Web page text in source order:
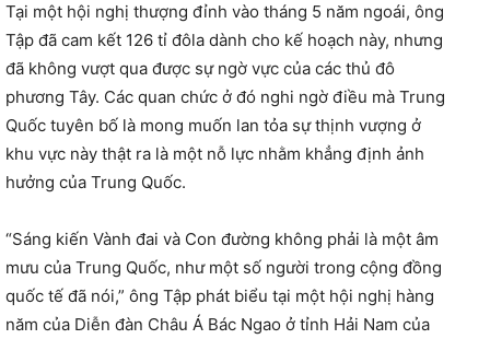
Tại một hội nghị thượng đỉnh vào tháng 5 năm ngoái, ông
Tập đã cam kết 126 tỉ đôla dành cho kế hoạch này, nhưng
đã không vượt qua được sự ngờ vực của các thủ đô
phương Tây. Các quan chức ở đó nghi ngờ điều mà Trung
Quốc tuyên bố là mong muốn lan tỏa sự thịnh vượng ở
khu vực này thật ra là một nỗ lực nhằm khẳng định ảnh
hưởng của Trung Quốc.
“Sáng kiến Vành đai và Con đường không phải là một âm
mưu của Trung Quốc, như một số người trong cộng đồng
quốc tế đã nói,” ông Tập phát biểu tại một hội nghị hàng
năm của Diễn đàn Châu Á Bác Ngao ở tỉnh Hải Nam của